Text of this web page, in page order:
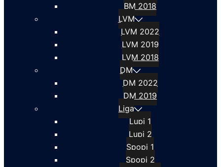
BM 2018
LVM
LVM 2022
LVM 2019
LVM 2018
DM
DM 2022
DM 2019
Liga
Lupi 1
Lupi 2
Spopi 1
Spopi 2